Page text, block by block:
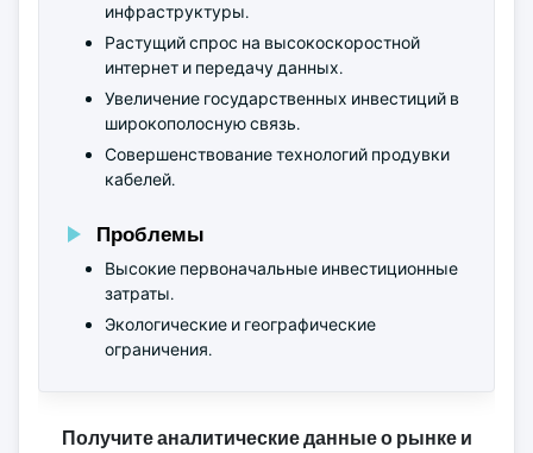
инфраструктуры.
Растущий спрос на высокоскоростной
интернет и передачу данных.
Увеличение государственных инвестиций в
широкополосную связь.
Совершенствование технологий продувки
кабелей.
Проблемы
Высокие первоначальные инвестиционные
затраты.
Экологические и географические
ограничения.
Получите аналитические данные о рынке и